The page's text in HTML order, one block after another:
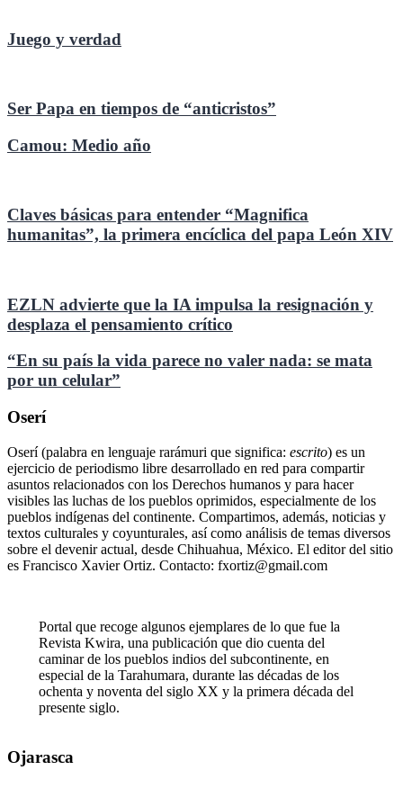
Juego y verdad
Ser Papa en tiempos de “anticristos”
Camou: Medio año
Claves básicas para entender “Magnifica
humanitas”, la primera encíclica del papa León XIV
EZLN advierte que la IA impulsa la resignación y
desplaza el pensamiento crítico
“En su país la vida parece no valer nada: se mata
por un celular”
Oserí
Oserí (palabra en lenguaje rarámuri que significa: escrito) es un
ejercicio de periodismo libre desarrollado en red para compartir
asuntos relacionados con los Derechos humanos y para hacer
visibles las luchas de los pueblos oprimidos, especialmente de los
pueblos indígenas del continente. Compartimos, además, noticias y
textos culturales y coyunturales, así como análisis de temas diversos
sobre el devenir actual, desde Chihuahua, México. El editor del sitio
es Francisco Xavier Ortiz. Contacto: fxortiz@gmail.com
Portal que recoge algunos ejemplares de lo que fue la
Revista Kwira, una publicación que dio cuenta del
caminar de los pueblos indios del subcontinente, en
especial de la Tarahumara, durante las décadas de los
ochenta y noventa del siglo XX y la primera década del
presente siglo.
Ojarasca